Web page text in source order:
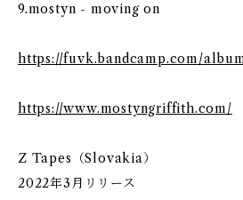
9.mostyn - moving on
https://fuvk.bandcamp.com/
https://www.mostyngriffith.com/
Z Tapes（Slovakia）
2022年3月リリース